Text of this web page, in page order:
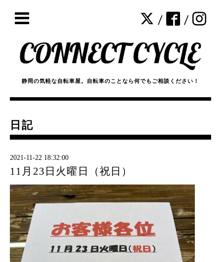
/ /
静岡の気軽な自転車屋。自転車のことなら何でもご相談ください！
日記
2021-11-22 18:32:00
11月23日火曜日（祝日）